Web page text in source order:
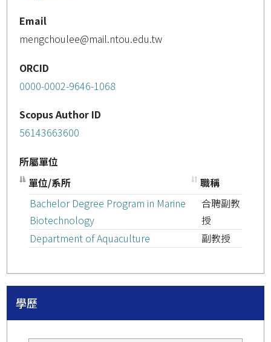
Email
mengchoulee@mail.ntou.edu.tw
ORCID
0000-0002-9646-1068
Scopus Author ID
56143663600
所屬單位
單位/系所
職稱
Bachelor Degree Program in Marine
Biotechnology
合聘副教
授
Department of Aquaculture
副教授
學歷